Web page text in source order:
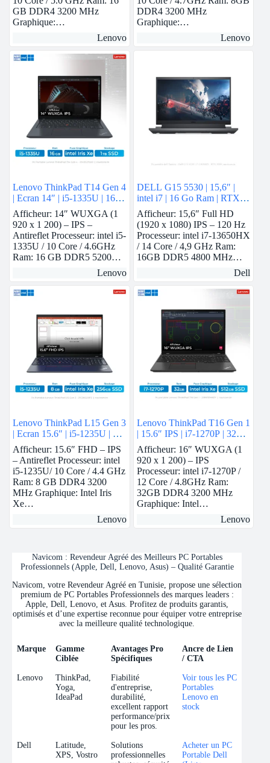
GB DDR4 3200 MHz
Graphique:…
Lenovo
DDR4 3200 MHz
Graphique:…
Lenovo
Lenovo ThinkPad T14 Gen 4
| Ecran 14″ | i5-1335U | 16
GB ram | intel Iris Xe | 1 TB
SSD
Afficheur: 14″ WUXGA (1
920 x 1 200) – IPS –
Antireflet Processeur: intel i5-
1335U / 10 Core / 4.6GHz
Ram: 16 GB DDR5 5200…
Lenovo
DELL G15 5530 | 15,6″ |
intel i7 | 16 Go Ram | RTX
3050
Afficheur: 15,6″ Full HD
(1920 x 1080) IPS – 120 Hz
Processeur: intel i7-13650HX
/ 14 Core / 4,9 GHz Ram:
16GB DDR5 4800 MHz…
Dell
Lenovo ThinkPad L15 Gen 3
| Ecran 15.6″ | i5-1235U | 8
GB Ram | intel Iris Xe | 256
GB SSD
Afficheur: 15.6″ FHD – IPS
– Antireflet Processeur: intel
i5-1235U/ 10 Core / 4.4 GHz
Ram: 8 GB DDR4 3200
MHz Graphique: Intel Iris
Xe…
Lenovo
Lenovo ThinkPad T16 Gen 1
| 15.6″ IPS | i7-1270P | 32
GB Ram | intel Iris Xe | 512
GB SSD
Afficheur: 16″ WUXGA (1
920 x 1 200) – IPS
Processeur: intel i7-1270P /
12 Core / 4.8GHz Ram:
32GB DDR4 3200 MHz
Graphique: Intel…
Lenovo
Navicom : Revendeur Agréé des Meilleurs PC Portables
Professionnels (Apple, Dell, Lenovo, Asus) – Qualité Garantie
Navicom, votre Revendeur Agréé en Tunisie, propose une sélection
premium de PC Portables Professionnels des marques leaders :
Apple, Dell, Lenovo, et Asus. Profitez de produits garantis,
optimisés et d’une expertise reconnue pour équiper votre entreprise
avec la meilleure qualité technologique.
Marque
Gamme
Ciblée
Avantages Pro
Spécifiques
Ancre de Lien
/ CTA
Marque
Gamme
Ciblée
Avantages Pro
Spécifiques
Ancre de Lien
/ CTA
Lenovo
ThinkPad,
Yoga,
IdeaPad
Fiabilité
d'entreprise,
durabilité,
excellent rapport
performance/prix
pour les pros.
Voir tous les PC
Portables
Lenovo en
stock
Dell
Latitude,
XPS, Vostro
Solutions
professionnelles
Acheter un PC
Portable Dell